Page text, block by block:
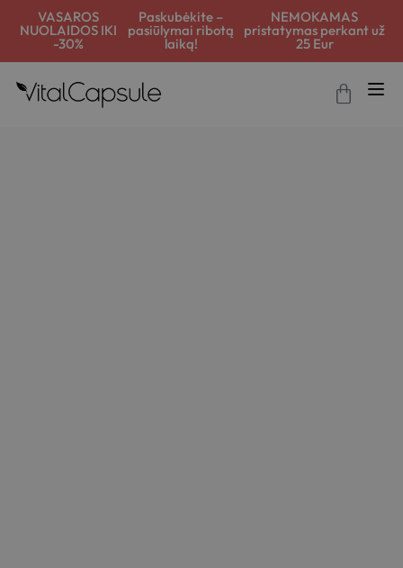
VASAROS
NUOLAIDOS IKI
-30%
Paskubėkite –
pasiūlymai ribotą
laiką!
NEMOKAMAS
pristatymas perkant už
25 Eur